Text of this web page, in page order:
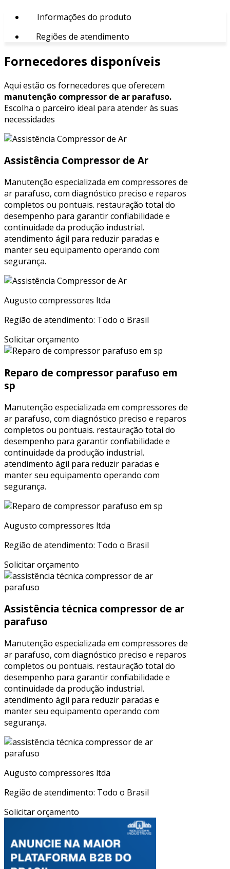
Informações do produto
Regiões de atendimento
Fornecedores disponíveis
Aqui estão os fornecedores que oferecem
manutenção compressor de ar parafuso.
Escolha o parceiro ideal para atender às suas
necessidades
Assistência Compressor de Ar
Manutenção especializada em compressores de
ar parafuso, com diagnóstico preciso e reparos
completos ou pontuais. restauração total do
desempenho para garantir confiabilidade e
continuidade da produção industrial.
atendimento ágil para reduzir paradas e
manter seu equipamento operando com
segurança.
Augusto compressores ltda
Região de atendimento: Todo o Brasil
Solicitar orçamento
Reparo de compressor parafuso em
sp
Manutenção especializada em compressores de
ar parafuso, com diagnóstico preciso e reparos
completos ou pontuais. restauração total do
desempenho para garantir confiabilidade e
continuidade da produção industrial.
atendimento ágil para reduzir paradas e
manter seu equipamento operando com
segurança.
Augusto compressores ltda
Região de atendimento: Todo o Brasil
Solicitar orçamento
Assistência técnica compressor de ar
parafuso
Manutenção especializada em compressores de
ar parafuso, com diagnóstico preciso e reparos
completos ou pontuais. restauração total do
desempenho para garantir confiabilidade e
continuidade da produção industrial.
atendimento ágil para reduzir paradas e
manter seu equipamento operando com
segurança.
Augusto compressores ltda
Região de atendimento: Todo o Brasil
Solicitar orçamento